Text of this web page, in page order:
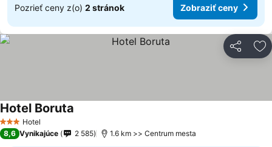
Pozrieť ceny z(o) 2 stránok Zobraziť ceny
Zdieľať
3 Počet hviezdičiek
Hotel
Hotel Boruta
8,6 Vynikajúce 2 585 1.6 km >> Centrum mesta